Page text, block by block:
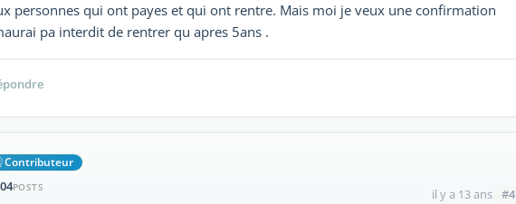
personnes qui ont payes et qui ont rentre. Mais moi je veux une confirmation
pa interdit de rentrer qu apres 5ans .
Contributeur
POSTS il y a 13 ans #4